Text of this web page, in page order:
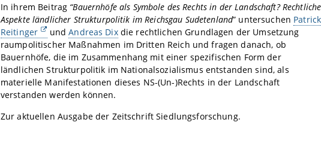
In ihrem Beitrag “Bauernhöfe als Symbole des Rechts in der Landschaft? Rechtliche
Aspekte ländlicher Strukturpolitik im Reichsgau Sudetenland” untersuchen Patrick
Reitinger
undAndreas Dixdie rechtlichen Grundlagen der Umsetzung
raumpolitischer Maßnahmen im Dritten Reich und fragen danach, ob
Bauernhöfe, die im Zusammenhang mit einer spezifischen Form der
ländlichen Strukturpolitik im Nationalsozialismus entstanden sind, als
materielle Manifestationen dieses NS-(Un-)Rechts in der Landschaft
verstanden werden können.
Zur aktuellen Ausgabe der Zeitschrift Siedlungsforschung.